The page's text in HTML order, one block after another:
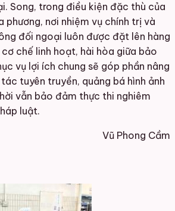
Song, trong điều kiện đặc thù của
phương, nơi nhiệm vụ chính trị và
đối ngoại luôn được đặt lên hàng
chế linh hoạt, hài hòa giữa bảo
vụ lợi ích chung sẽ góp phần nâng
tuyên truyền, quảng bá hình ảnh
vẫn bảo đảm thực thi nghiêm
luật.
Vũ Phong Cầm